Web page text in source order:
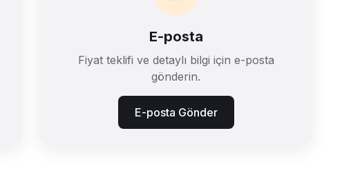
E-posta
Fiyat teklifi ve detaylı bilgi için e-posta
gönderin.
E-posta Gönder